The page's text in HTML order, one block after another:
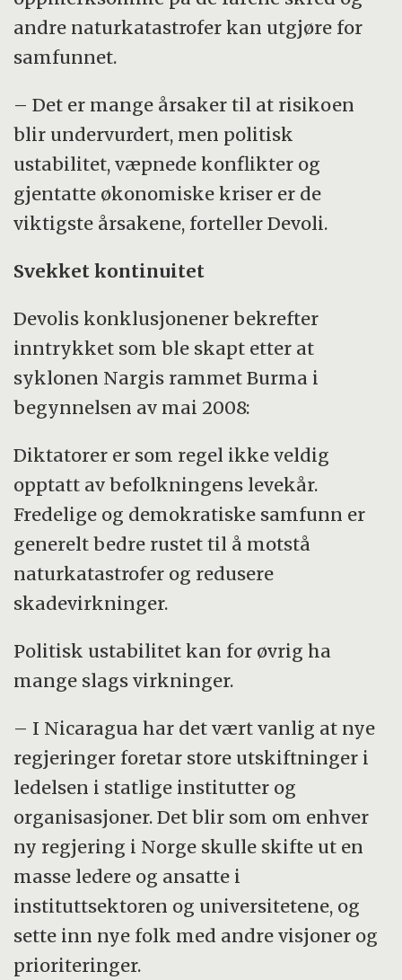
andre naturkatastrofer kan utgjøre for
samfunnet.
– Det er mange årsaker til at risikoen
blir undervurdert, men politisk
ustabilitet, væpnede konflikter og
gjentatte økonomiske kriser er de
viktigste årsakene, forteller Devoli.
Svekket kontinuitet
Devolis konklusjonener bekrefter
inntrykket som ble skapt etter at
syklonen Nargis rammet Burma i
begynnelsen av mai 2008:
Diktatorer er som regel ikke veldig
opptatt av befolkningens levekår.
Fredelige og demokratiske samfunn er
generelt bedre rustet til å motstå
naturkatastrofer og redusere
skadevirkninger.
Politisk ustabilitet kan for øvrig ha
mange slags virkninger.
– I Nicaragua har det vært vanlig at nye
regjeringer foretar store utskiftninger i
ledelsen i statlige institutter og
organisasjoner. Det blir som om enhver
ny regjering i Norge skulle skifte ut en
masse ledere og ansatte i
instituttsektoren og universitetene, og
sette inn nye folk med andre visjoner og
prioriteringer.